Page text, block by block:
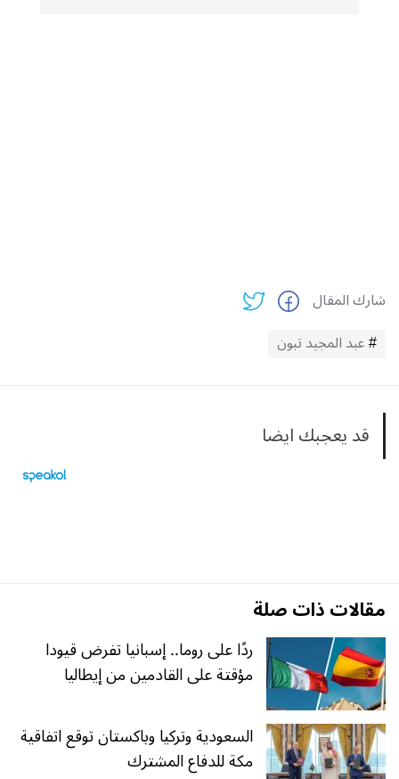
شارك المقال
عبد المجيد تبون
قد يعجبك ايضا
مقالات ذات صلة
ردًا على روما.. إسبانيا تفرض قيودا
مؤقتة على القادمين من إيطاليا
السعودية وتركيا وباكستان توقع اتفاقية
مكة للدفاع المشترك